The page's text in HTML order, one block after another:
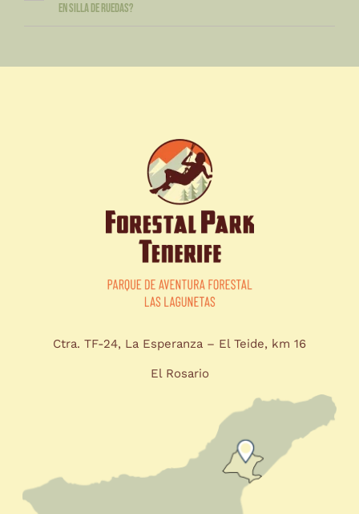
en silla de ruedas?
Ctra. TF-24, La Esperanza – El Teide, km 16
El Rosario